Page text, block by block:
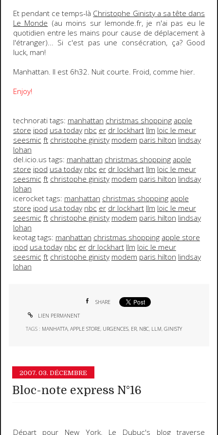
Et pendant ce temps-là Christophe Ginistya sa tête dans
Le Monde (au moins sur lemonde.fr, je n'ai pas eu le
quotidien entre les mains pour cause de déplacement à
l'étranger)... Si c'est pas une consécration, ça? Good
luck, man!
Manhattan. Il est 6h32. Nuit courte. Froid, comme hier.
Enjoy!
technorati tags: manhattan christmas shopping apple
store ipod usa today nbc er dr lockhart llm loic le meur
seesmic ft christophe ginisty modem paris hilton lindsay
lohan
del.icio.us tags: manhattan christmas shopping apple
store ipod usa today nbc er dr lockhart llm loic le meur
seesmic ft christophe ginisty modem paris hilton lindsay
lohan
icerocket tags: manhattan christmas shopping apple
store ipod usa today nbc er dr lockhart llm loic le meur
seesmic ft christophe ginisty modem paris hilton lindsay
lohan
keotag tags: manhattan christmas shopping apple store
ipod usa today nbc er dr lockhart llm loic le meur
seesmic ft christophe ginisty modem paris hilton lindsay
lohan
SHARE
LIEN PERMANENT
TAGS : MANHATTA,APPLE STORE, URGENCES, ER, NBC, LLM,GINISTY
2007. 03. DÉCEMBRE
Bloc-note express N°16
Départ pour New York. Le Dubuc's blogtraverse